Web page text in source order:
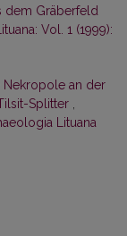
dem Gräberfeld
Vol. 1 (1999):
Nekropole an der
Splitter
Lituana